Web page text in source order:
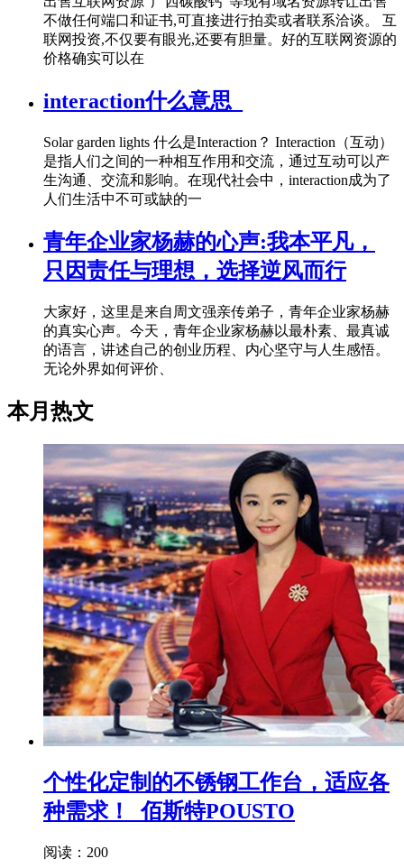
不做任何端口和证书,可直接进行拍卖或者联系洽谈。 互
联网投资,不仅要有眼光,还要有胆量。好的互联网资源的
价格确实可以在
interaction什么意思_
Solar garden lights 什么是Interaction？ Interaction（互动）
是指人们之间的一种相互作用和交流，通过互动可以产
生沟通、交流和影响。在现代社会中，interaction成为了
人们生活中不可或缺的一
青年企业家杨赫的心声:我本平凡，
只因责任与理想，选择逆风而行
大家好，这里是来自周文强亲传弟子，青年企业家杨赫
的真实心声。今天，青年企业家杨赫以最朴素、最真诚
的语言，讲述自己的创业历程、内心坚守与人生感悟。
无论外界如何评价、
本月热文
个性化定制的不锈钢工作台，适应各
种需求！_佰斯特POUSTO
阅读：200